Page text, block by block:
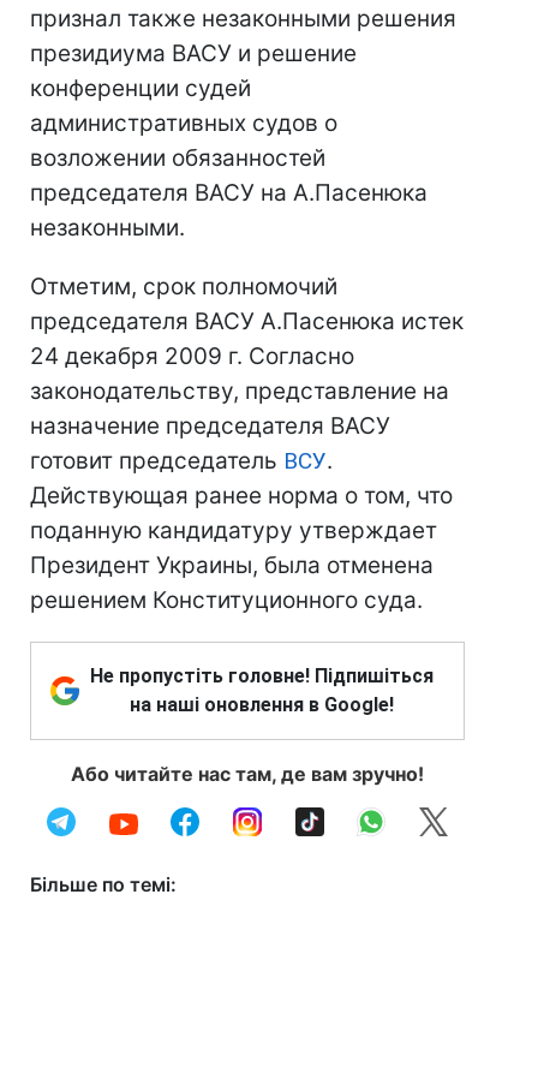
признал также незаконными решения
президиума ВАСУ и решение
конференции судей
административных судов о
возложении обязанностей
председателя ВАСУ на А.Пасенюка
незаконными.
Отметим, срок полномочий
председателя ВАСУ А.Пасенюка истек
24 декабря 2009 г. Согласно
законодательству, представление на
назначение председателя ВАСУ
готовит председатель ВСУ.
Действующая ранее норма о том, что
поданную кандидатуру утверждает
Президент Украины, была отменена
решением Конституционного суда.
Не пропустіть головне! Підпишіться
на наші оновлення в Google!
Або читайте нас там, де вам зручно!
Більше по темі: